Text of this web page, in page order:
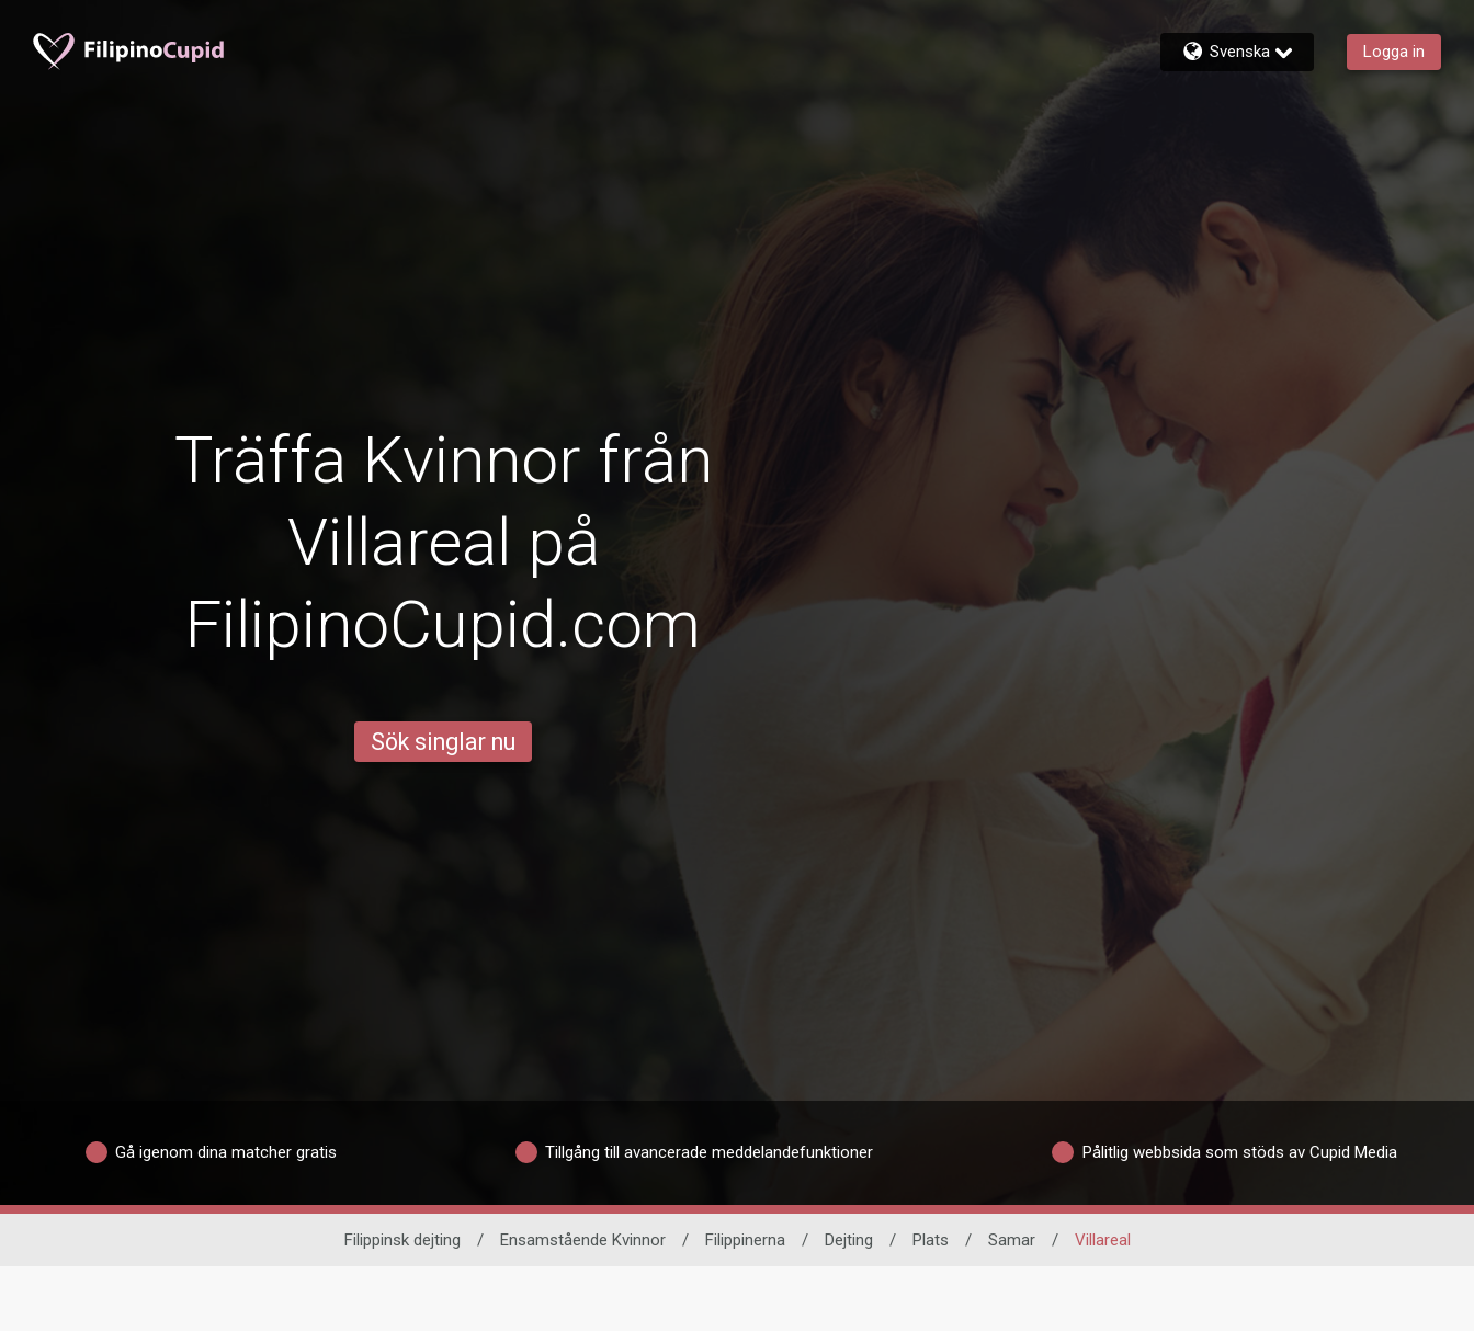
Svenska Logga in
Träffa Kvinnor från
Villareal på
FilipinoCupid.com
Sök singlar nu
Gå igenom dina matcher gratis Tillgång till avancerade meddelandefunktioner Pålitlig webbsida som stöds av Cupid Media
Filippinsk dejting / Ensamstående Kvinnor / Filippinerna / Dejting / Plats / Samar / Villareal